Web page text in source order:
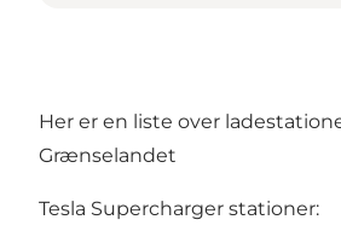
Her er en liste over
Grænselandet
Tesla Supercharger stationer: